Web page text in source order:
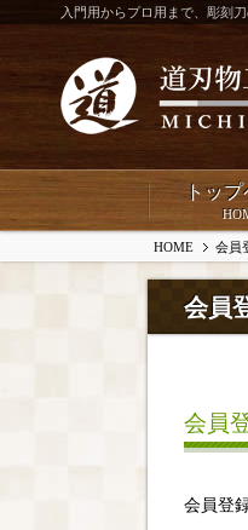
入門用からプロ用まで、彫刻
トッ
HOME 会員
会員
会員
会員登